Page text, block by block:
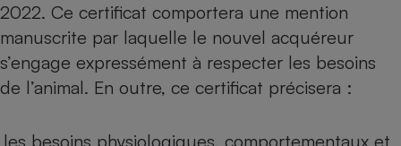
2022. Ce certificat comportera une mention
manuscrite par laquelle le nouvel acquéreur
s’engage expressément à respecter les besoins
de l’animal. En outre, ce certificat précisera :
les besoins physiologiques, comportementaux et